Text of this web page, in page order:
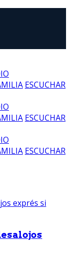
ESCUCHAR
ESCUCHAR
ESCUCHAR